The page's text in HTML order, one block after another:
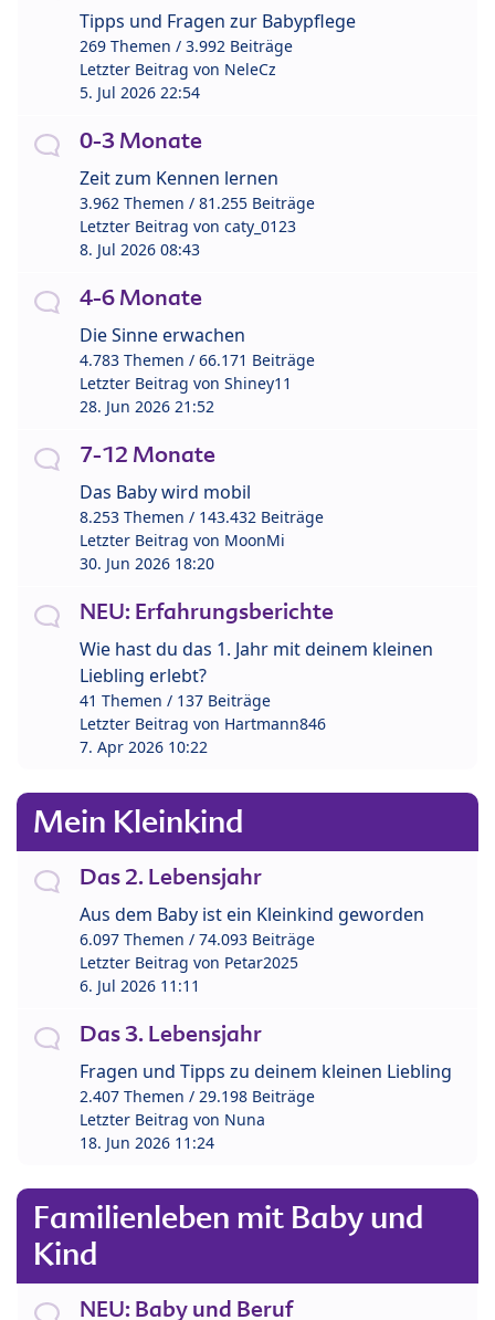
Tipps und Fragen zur Babypflege
269 Themen / 3.992 Beiträge
Letzter Beitrag von NeleCz
5. Jul 2026 22:54
0-3 Monate
Zeit zum Kennen lernen
3.962 Themen / 81.255 Beiträge
Letzter Beitrag von caty_0123
8. Jul 2026 08:43
4-6 Monate
Die Sinne erwachen
4.783 Themen / 66.171 Beiträge
Letzter Beitrag von Shiney11
28. Jun 2026 21:52
7-12 Monate
Das Baby wird mobil
8.253 Themen / 143.432 Beiträge
Letzter Beitrag von MoonMi
30. Jun 2026 18:20
NEU: Erfahrungsberichte
Wie hast du das 1. Jahr mit deinem kleinen
Liebling erlebt?
41 Themen / 137 Beiträge
Letzter Beitrag von Hartmann846
7. Apr 2026 10:22
Mein Kleinkind
Das 2. Lebensjahr
Aus dem Baby ist ein Kleinkind geworden
6.097 Themen / 74.093 Beiträge
Letzter Beitrag von Petar2025
6. Jul 2026 11:11
Das 3. Lebensjahr
Fragen und Tipps zu deinem kleinen Liebling
2.407 Themen / 29.198 Beiträge
Letzter Beitrag von Nuna
18. Jun 2026 11:24
Familienleben mit Baby und
Kind
NEU: Baby und Beruf